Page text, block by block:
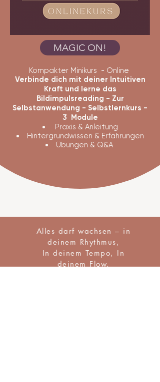
MAGIC ON!
Kompakter Minikurs - Online
Verbinde dich mit deiner Intuitiven
Kraft und lerne das
Bildimpulsreading - Zur
Selbstanwendung - Selbstlernkurs -
3 Module
Praxis & Anleitung
Hintergrundwissen & Erfahrungen
Übungen & Q&A
Alles darf wachsen – in
deinem Rhythmus,
In deinem Tempo, In
deinem Flow.